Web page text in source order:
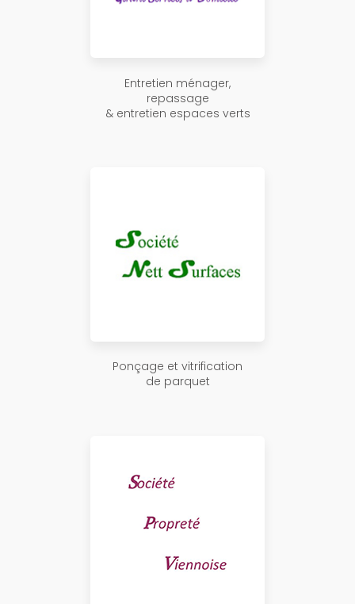
Entretien ménager,
repassage
& entretien espaces verts
Ponçage et vitrification
de parquet